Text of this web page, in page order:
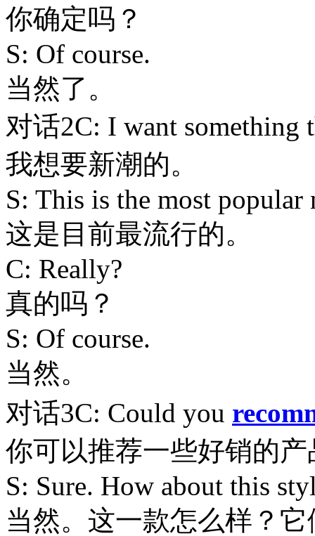
你确定吗？
S: Of course.
当然了。
对话2C: I want something
我想要新潮的。
S: This is the most popular
这是目前最流行的。
C: Really?
真的吗？
S: Of course.
当然。
对话3C: Could you
你可以推荐一些好销的产
S: Sure. How about this
当然。这一款怎么样？